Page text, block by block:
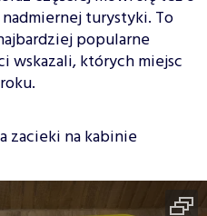
turystyki. To
popularne
wskazali, których miejsc
zacieki na kabinie